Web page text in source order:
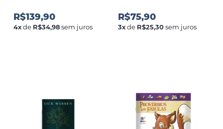
R$139,90
4xde R$34,98sem juros
R$75,90
3xde R$25,30sem juros